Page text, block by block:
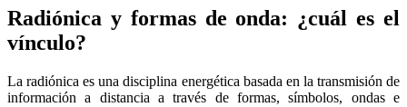
Radiónica y formas de onda: ¿cuál es el
vínculo?
La radiónica es una disciplina energética basada en la transmisión de
información a distancia a través de formas, símbolos, ondas e